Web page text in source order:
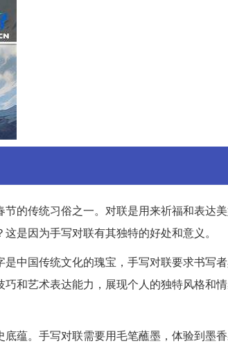
的传统习俗之一。对联是用来祈福和表达
是因为手写对联有其独特的好处和意义。
中国传统文化的瑰宝，手写对联要求书写
和艺术表达能力，展现个人的独特风格和
蕴。手写对联需要用毛笔蘸墨，体验到墨